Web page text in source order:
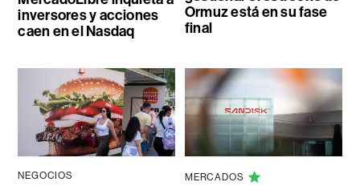
inversores y acciones
caen en el Nasdaq
Ormuz está en su fase
final
NEGOCIOS MERCADOS